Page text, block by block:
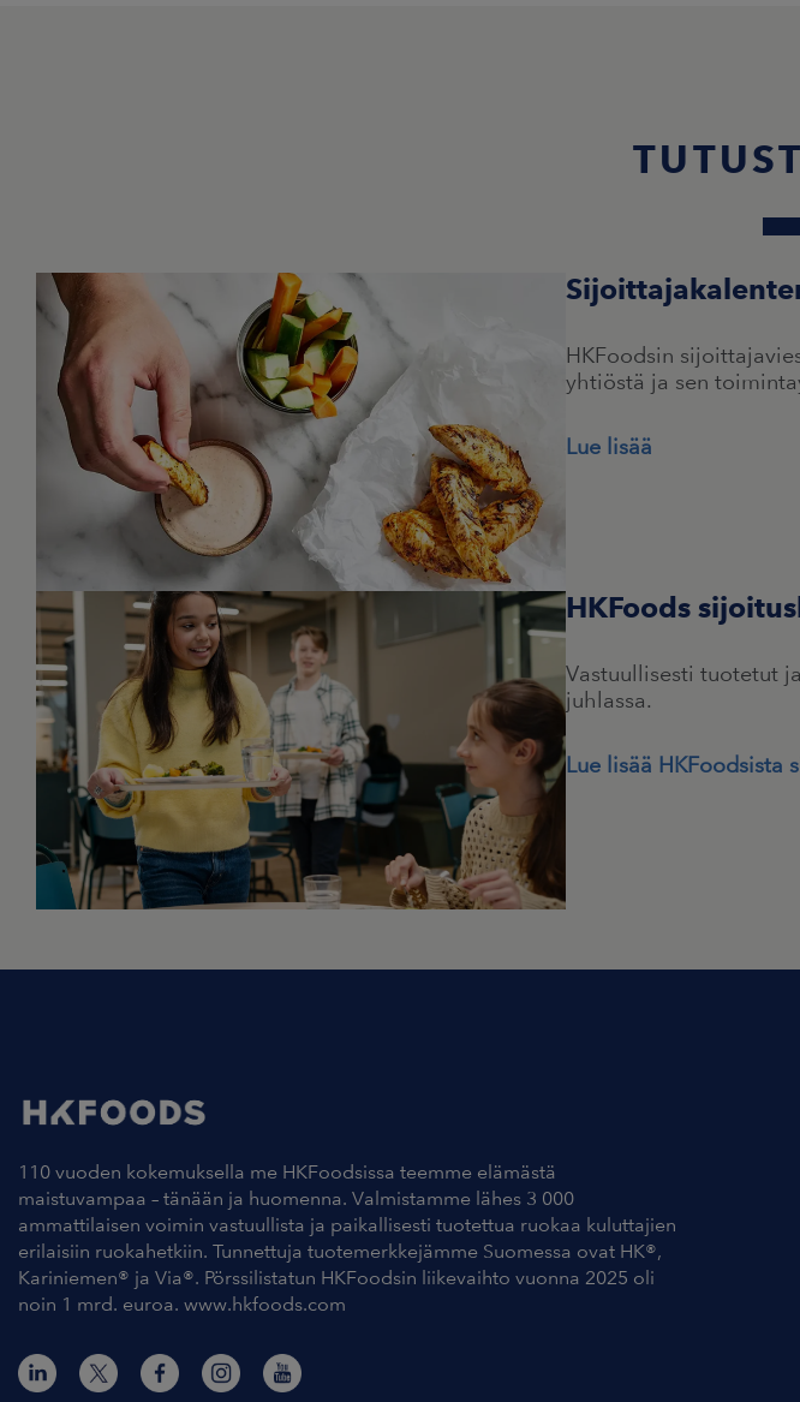
HKFoodsin
yhtiöstä ja sen
Lue lisää
HKFoods
Vastuullisesti tuotetut
juhlassa.
Lue lisää HKFoodsista
110 vuoden kokemuksella me HKFoodsissa teemme elämästä
maistuvampaa – tänään ja huomenna. Valmistamme lähes 3 000
ammattilaisen voimin vastuullista ja paikallisesti tuotettua ruokaa kuluttajien
erilaisiin ruokahetkiin. Tunnettuja tuotemerkkejämme Suomessa ovat HK®,
Kariniemen® ja Via®. Pörssilistatun HKFoodsin liikevaihto vuonna 2025 oli
noin 1 mrd. euroa. www.hkfoods.com